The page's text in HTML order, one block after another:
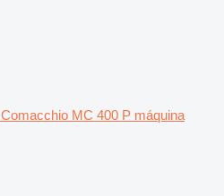
Comacchio MC 400 P máquina